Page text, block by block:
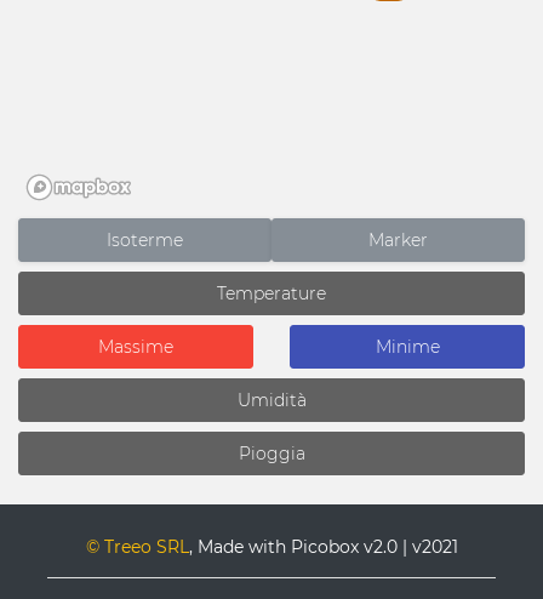
Isoterme Marker
© Treeo SRL, Made with Picobox v2.0 | v2021